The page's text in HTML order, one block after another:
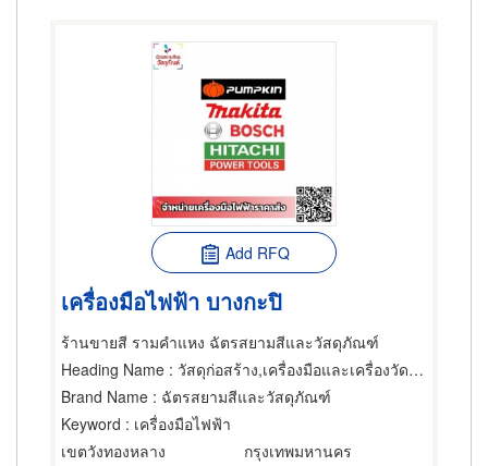
Add RFQ
เครื่องมือไฟฟ้า บางกะปิ
ร้านขายสี รามคำแหง ฉัตรสยามสีและวัสดุภัณฑ์
Heading Name : วัสดุก่อสร้าง,เครื่องมือและเครื่องวัดไฟฟ้า,อุปกรณ์สำหรับช่างทอง
Brand Name : ฉัตรสยามสีและวัสดุภัณฑ์
Keyword : เครื่องมือไฟฟ้า
เขตวังทองหลาง
กรุงเทพมหานคร